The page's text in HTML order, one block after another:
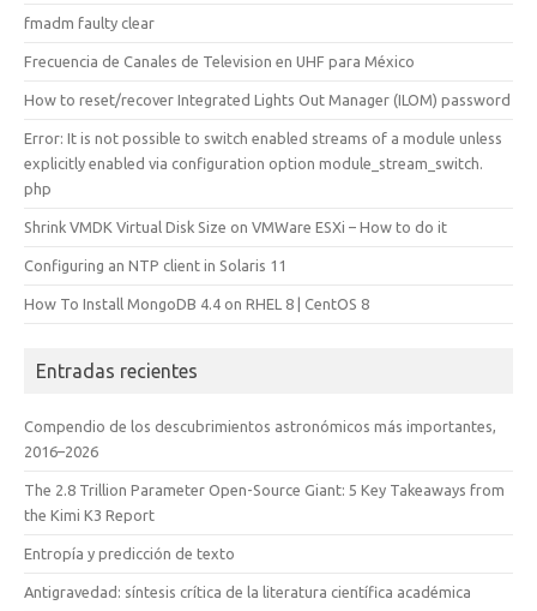
fmadm faulty clear
Frecuencia de Canales de Television en UHF para México
How to reset/recover Integrated Lights Out Manager (ILOM) password
Error: It is not possible to switch enabled streams of a module unless
explicitly enabled via configuration option module_stream_switch.
php
Shrink VMDK Virtual Disk Size on VMWare ESXi – How to do it
Configuring an NTP client in Solaris 11
How To Install MongoDB 4.4 on RHEL 8 | CentOS 8
Entradas recientes
Compendio de los descubrimientos astronómicos más importantes,
2016–2026
The 2.8 Trillion Parameter Open-Source Giant: 5 Key Takeaways from
the Kimi K3 Report
Entropía y predicción de texto
Antigravedad: síntesis crítica de la literatura científica académica